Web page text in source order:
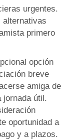
urgentes.
alternativas
primero
opción
breve
amiga de
jornada útil.
oportunidad a
y a plazos.